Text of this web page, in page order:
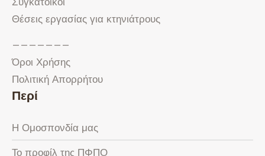
Θέσεις εργασίας για κτηνιάτρους
———————
Όροι Χρήσης
Πολιτική Απορρήτου
Περί
Η Ομοσπονδία μας
Το προφίλ της ΠΦΠΟ